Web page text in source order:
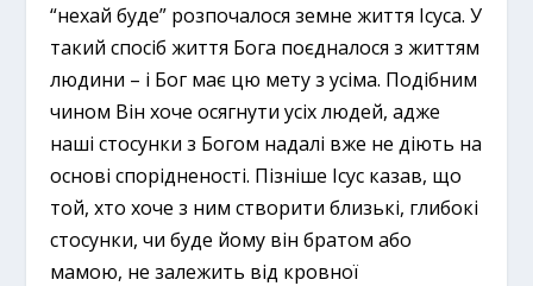
“нехай буде” розпочалося земне життя Ісуса. У
такий спосіб життя Бога поєдналося з життям
людини – і Бог має цю мету з усіма. Подібним
чином Він хоче осягнути усіх людей, адже
наші стосунки з Богом надалі вже не діють на
основі спорідненості. Пізніше Ісус казав, що
той, хто хоче з ним створити близькі, глибокі
стосунки, чи буде йому він братом або
мамою, не залежить від кровної